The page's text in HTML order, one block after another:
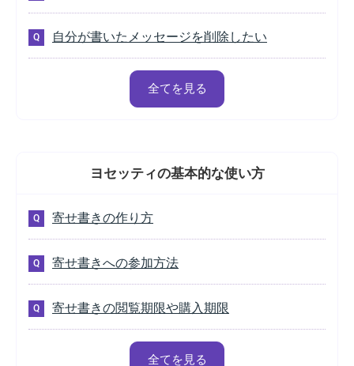
自分が書いたメッセージを削除したい
全てを見る
ヨセッティの基本的な使い方
寄せ書きの作り方
寄せ書きへの参加方法
寄せ書きの閲覧期限や購入期限
全てを見る